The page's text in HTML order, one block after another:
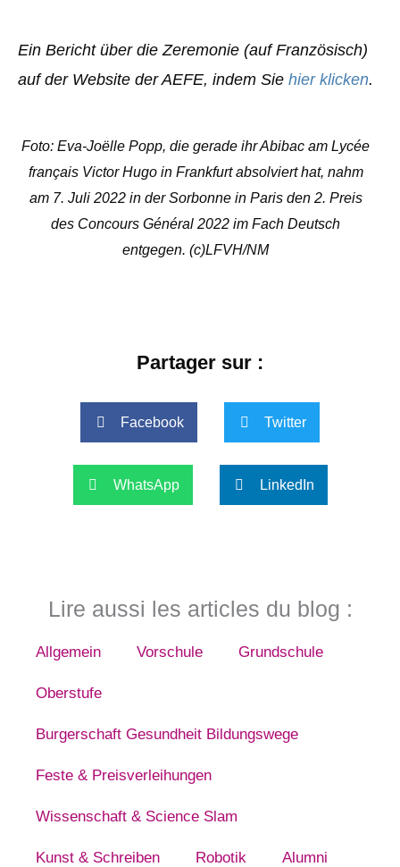
Ein Bericht über die Zeremonie (auf Französisch)
auf der Website der AEFE, indem Sie hier klicken.
Foto: Eva-Joëlle Popp, die gerade ihr Abibac am Lycée
français Victor Hugo in Frankfurt absolviert hat, nahm
am 7. Juli 2022 in der Sorbonne in Paris den 2. Preis
des Concours Général 2022 im Fach Deutsch
entgegen. (c)LFVH/NM
Partager sur :
Facebook Twitter
WhatsApp LinkedIn
Lire aussi les articles du blog :
Allgemein Vorschule Grundschule
Oberstufe
Burgerschaft Gesundheit Bildungswege
Feste & Preisverleihungen
Wissenschaft & Science Slam
Kunst & Schreiben Robotik Alumni